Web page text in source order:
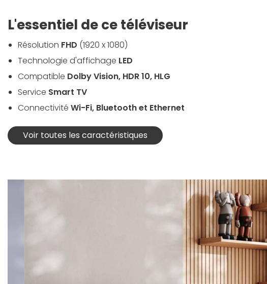
L'essentiel de ce téléviseur
Résolution FHD (1920 x 1080)
Technologie d'affichage LED
Compatible Dolby Vision, HDR 10, HLG
Service Smart TV
Connectivité Wi-Fi, Bluetooth et Ethernet
Voir toutes les caractéristiques